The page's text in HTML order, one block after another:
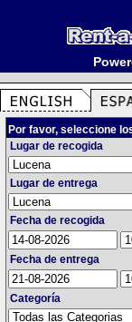
Por favor, seleccione
Lugar de recogida
Lugar de entrega
Fecha de recogida
Fecha de entrega
Categoría